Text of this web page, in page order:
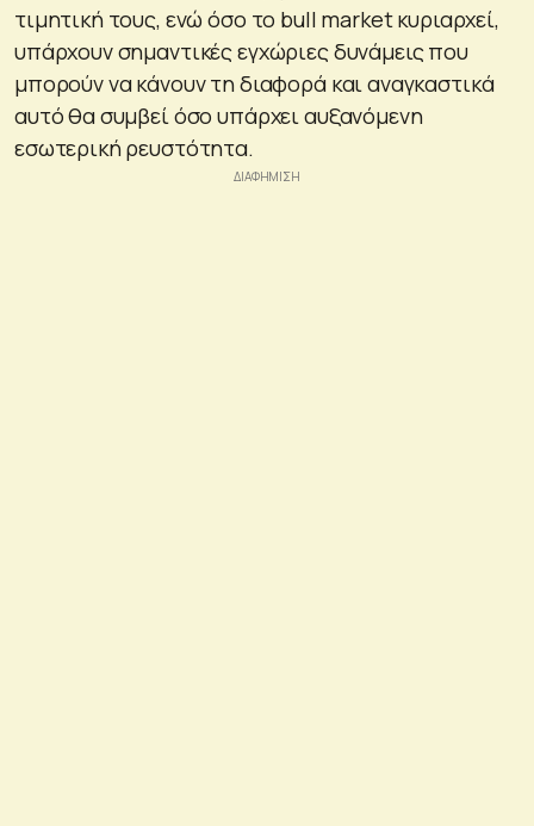
τιμητική τους, ενώ όσο το bull market κυριαρχεί,
υπάρχουν σημαντικές εγχώριες δυνάμεις που
μπορούν να κάνουν τη διαφορά και αναγκαστικά
αυτό θα συμβεί όσο υπάρχει αυξανόμενη
εσωτερική ρευστότητα.